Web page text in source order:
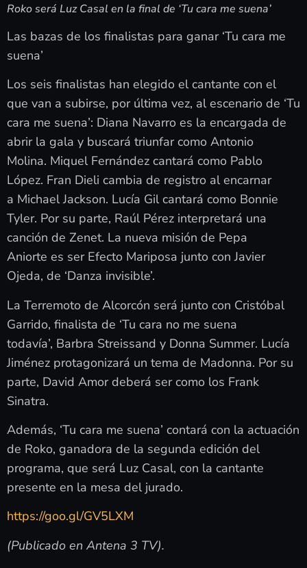
Roko será Luz Casal en la final de ‘Tu cara me suena’
Las bazas de los finalistas para ganar ‘Tu cara me
suena’
Los seis finalistas han elegido el cantante con el
que van a subirse, por última vez, al escenario de ‘Tu
cara me suena’: Diana Navarro es la encargada de
abrir la gala y buscará triunfar como Antonio
Molina. Miquel Fernández cantará como Pablo
López. Fran Dieli cambia de registro al encarnar
a Michael Jackson. Lucía Gil cantará como Bonnie
Tyler. Por su parte, Raúl Pérez interpretará una
canción de Zenet. La nueva misión de Pepa
Aniorte es ser Efecto Mariposa junto con Javier
Ojeda, de ‘Danza invisible’.
La Terremoto de Alcorcón será junto con Cristóbal
Garrido, finalista de ‘Tu cara no me suena
todavía’, Barbra Streissand y Donna Summer. Lucía
Jiménez protagonizará un tema de Madonna. Por su
parte, David Amor deberá ser como los Frank
Sinatra.
Además, ‘Tu cara me suena’ contará con la actuación
de Roko, ganadora de la segunda edición del
programa, que será Luz Casal, con la cantante
presente en la mesa del jurado.
https://goo.gl/GV5LXM
(Publicado en Antena 3 TV).